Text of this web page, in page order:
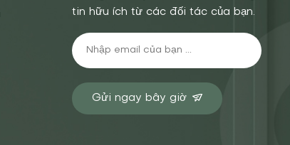
tin hữu ích từ các đối tác của bạn.
Gửi ngay bây giờ